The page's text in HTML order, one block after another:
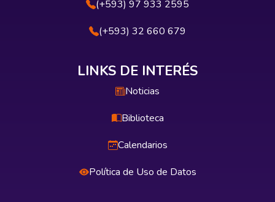
(+593) 97 933 2595
(+593) 32 660 679
LINKS DE INTERÉS
Noticias
Biblioteca
Calendarios
Política de Uso de Datos